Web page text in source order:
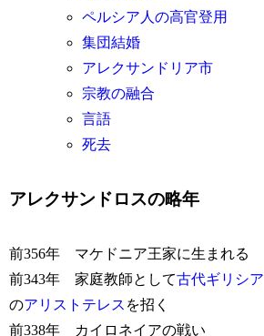
ペルシア人の高官登用
集団結婚
アレクサンドリア市
宗教の融合
言語
死去
アレクサンドロスの略年
前356年 マケドニア王家に生まれる
前343年 家庭教師として古代ギリシア
のアリストテレス を招く
前338年 カイロネイアの戦い